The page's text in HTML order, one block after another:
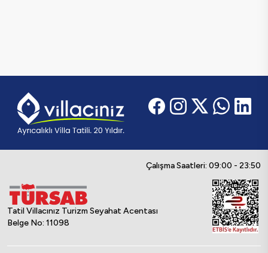
Çalışma Saatleri: 09:00 - 23:50
Tatil Villacınız Turizm Seyahat Acentası
Belge No: 11098